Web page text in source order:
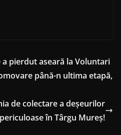
pierdut aseară la Voluntari
până-n ultima etapă,
de colectare a deșeurilor
în Târgu Mureș!